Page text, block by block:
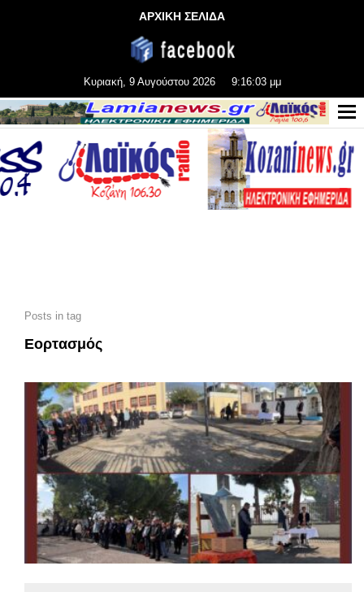
ΑΡΧΙΚΗ ΣΕΛΙΔΑ
Κυριακή, 9 Αυγούστου 2026 9:16:05 μμ
Posts in tag
Εορτασμός